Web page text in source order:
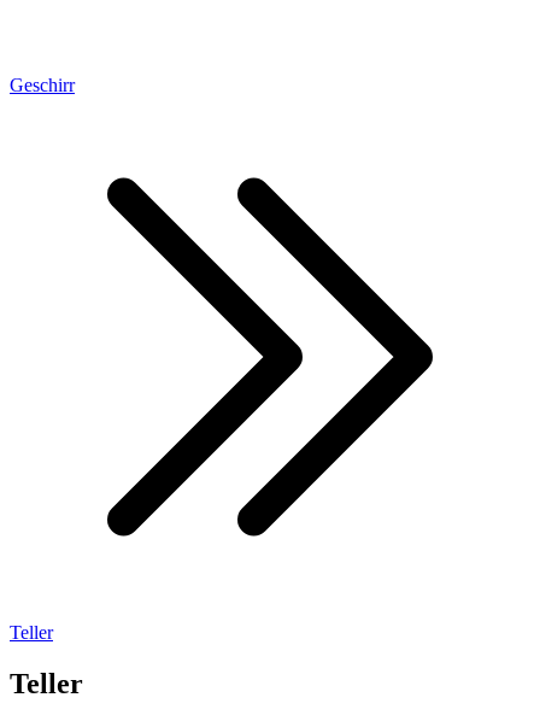
Geschirr
Teller
Teller